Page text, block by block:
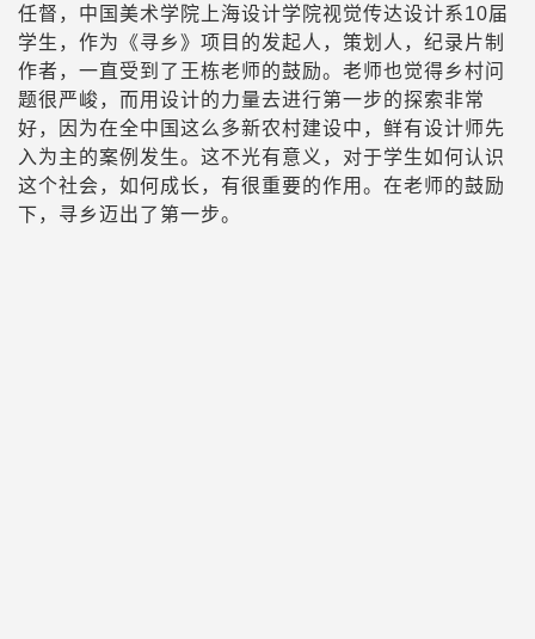
任督，中国美术学院上海设计学院视觉传达设计系10届
学生，作为《寻乡》项目的发起人，策划人，纪录片制
作者，一直受到了王栋老师的鼓励。老师也觉得乡村问
题很严峻，而用设计的力量去进行第一步的探索非常
好，因为在全中国这么多新农村建设中，鲜有设计师先
入为主的案例发生。这不光有意义，对于学生如何认识
这个社会，如何成长，有很重要的作用。在老师的鼓励
下，寻乡迈出了第一步。